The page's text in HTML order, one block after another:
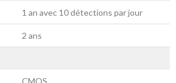
1 an avec 10 détections par jour
2 ans
CMOS